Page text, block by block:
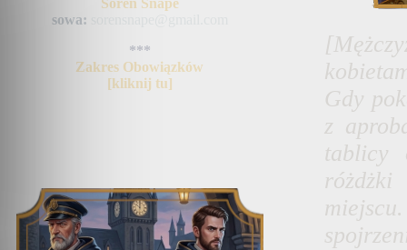
Soren Snape
sowa:
***
Zakres Obowiązków
[kliknij tu]
Gdy
z
tablicy